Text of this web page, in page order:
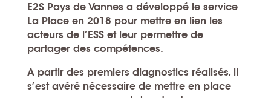
E2S Pays de Vannes a développé le service
La Place en 2018 pour mettre en lien les
acteurs de l’ESS et leur permettre de
partager des compétences.
A partir des premiers diagnostics réalisés, il
s’est avéré nécessaire de mettre en place